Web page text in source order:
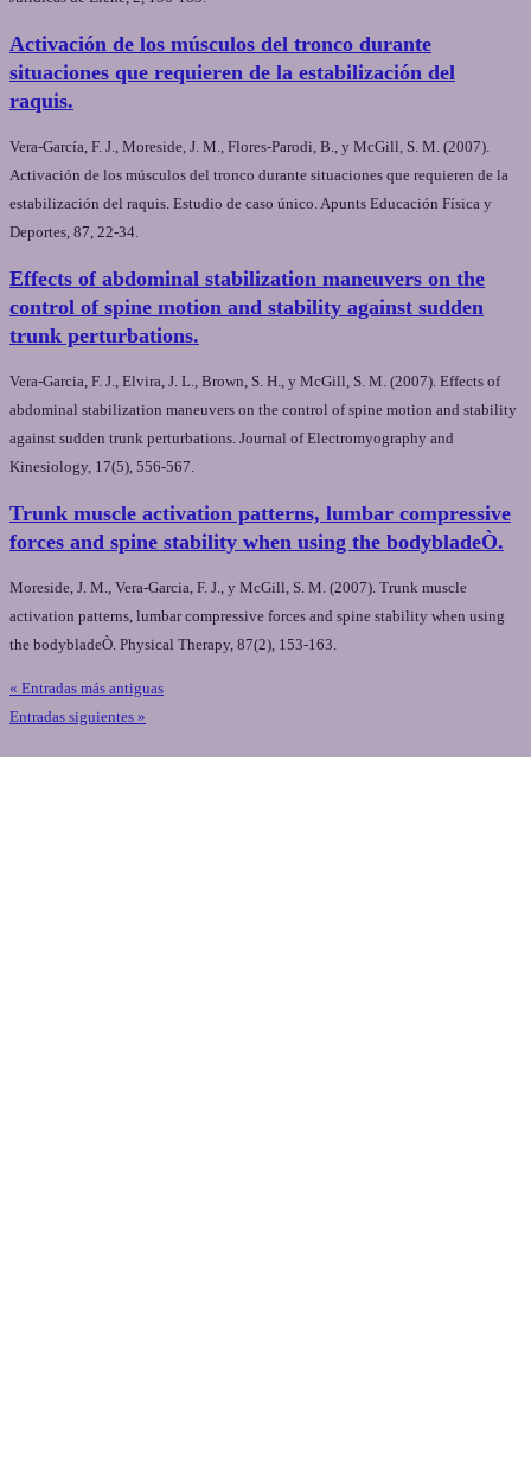
Activación de los músculos del tronco durante
situaciones que requieren de la estabilización del
raquis.
Vera-García, F. J., Moreside, J. M., Flores-Parodi, B., y McGill, S. M. (2007).
Activación de los músculos del tronco durante situaciones que requieren de la
estabilización del raquis. Estudio de caso único. Apunts Educación Física y
Deportes, 87, 22-34.
Effects of abdominal stabilization maneuvers on the
control of spine motion and stability against sudden
trunk perturbations.
Vera-Garcia, F. J., Elvira, J. L., Brown, S. H., y McGill, S. M. (2007). Effects of
abdominal stabilization maneuvers on the control of spine motion and stability
against sudden trunk perturbations. Journal of Electromyography and
Kinesiology, 17(5), 556-567.
Trunk muscle activation patterns, lumbar compressive
forces and spine stability when using the bodybladeÒ.
Moreside, J. M., Vera-Garcia, F. J., y McGill, S. M. (2007). Trunk muscle
activation patterns, lumbar compressive forces and spine stability when using
the bodybladeÒ. Physical Therapy, 87(2), 153-163.
« Entradas más antiguas
Entradas siguientes »